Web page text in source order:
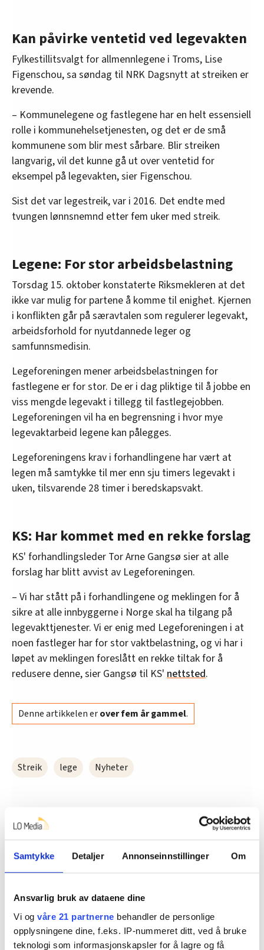
Samtykke Detaljer Annonseinnstillinger Om
Ansvarlig bruk av dataene dine
Vi og våre 21 partnerne behandler de personlige
opplysningene dine, f.eks. IP-nummeret ditt, ved å bruke
teknologi som informasjonskapsler for å lagre og få
Kan påvirke ventetid ved legevakten
Fylkestillitsvalgt for allmennlegene i Troms, Lise
Figenschou, sa søndag til NRK Dagsnytt at streiken er
krevende.
– Kommunelegene og fastlegene har en helt essensiell
rolle i kommunehelsetjenesten, og det er de små
kommunene som blir mest sårbare. Blir streiken
langvarig, vil det kunne gå ut over ventetid for
eksempel på legevakten, sier Figenschou.
Sist det var legestreik, var i 2016. Det endte med
tvungen lønnsnemnd etter fem uker med streik.
Legene: For stor arbeidsbelastning
Torsdag 15. oktober konstaterte Riksmekleren at det
ikke var mulig for partene å komme til enighet. Kjernen
i konflikten går på særavtalen som regulerer legevakt,
arbeidsforhold for nyutdannede leger og
samfunnsmedisin.
Legeforeningen mener arbeidsbelastningen for
fastlegene er for stor. De er i dag pliktige til å jobbe en
viss mengde legevakt i tillegg til fastlegejobben.
Legeforeningen vil ha en begrensning i hvor mye
legevaktarbeid legene kan pålegges.
Legeforeningens krav i forhandlingene har vært at
legen må samtykke til mer enn sju timers legevakt i
uken, tilsvarende 28 timer i beredskapsvakt.
KS: Har kommet med en rekke forslag
KS' forhandlingsleder Tor Arne Gangsø sier at alle
forslag har blitt avvist av Legeforeningen.
– Vi har stått på i forhandlingene og meklingen for å
sikre at alle innbyggerne i Norge skal ha tilgang på
legevakttjenester. Vi er enig med Legeforeningen i at
noen fastleger har for stor vaktbelastning, og vi har i
løpet av meklingen foreslått en rekke tiltak for å
redusere denne, sier Gangsø til KS' nettsted.
Denne artikkelen erover fem år gammel.
Streik lege Nyheter
Del artikkel
stillingsannonser